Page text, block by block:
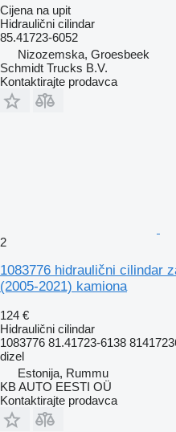
Cijena na upit
Hidraulični cilindar
85.41723-6052
Nizozemska, Groesbeek
Schmidt Trucks B.V.
Kontaktirajte prodavca
2
1083776 hidraulični cilindar
(2005-2021) kamiona
124 €
Hidraulični cilindar
1083776 81.41723-6138
dizel
Estonija, Rummu
KB AUTO EESTI OÜ
Kontaktirajte prodavca